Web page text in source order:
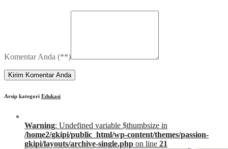
Komentar Anda (**)
Arsip kategori Edukasi
Warning: Undefined variable $thumbsize in
/home2/gkipi/public_html/wp-content/themes/passion-
gkipi/layouts/archive-single.php on line 21